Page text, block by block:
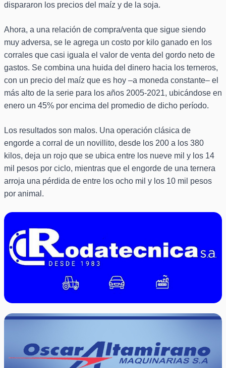
dispararon los precios del maíz y de la soja.
Ahora, a una relación de compra/venta que sigue siendo
muy adversa, se le agrega un costo por kilo ganado en los
corrales que casi iguala el valor de venta del gordo neto de
gastos. Se combina una huida del dinero hacia los terneros,
con un precio del maíz que es hoy –a moneda constante– el
más alto de la serie para los años 2005-2021, ubicándose en
enero un 45% por encima del promedio de dicho período.
Los resultados son malos. Una operación clásica de
engorde a corral de un novillito, desde los 200 a los 380
kilos, deja un rojo que se ubica entre los nueve mil y los 14
mil pesos por ciclo, mientras que el engorde de una ternera
arroja una pérdida de entre los ocho mil y los 10 mil pesos
por animal.